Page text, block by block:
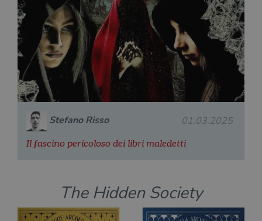
Stefano Risso 01.03.2025
Il fascino pericoloso dei libri maledetti
The Hidden Society